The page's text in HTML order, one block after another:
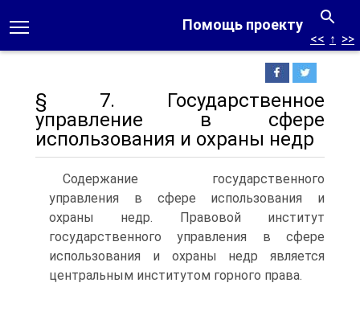
Помощь проекту
<< ↑ >>
§ 7. Государственное
управление в сфере
использования и охраны недр
Содержание государственного
управления в сфере использования и
охраны недр. Правовой институт
государственного управления в сфере
использования и охраны недр является
центральным институтом горного права.